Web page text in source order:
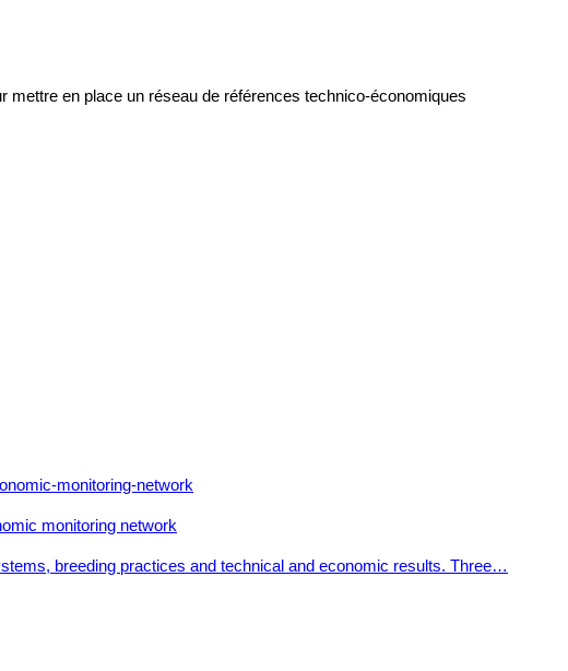
en place un réseau de références technico-économiques
monitoring network
breeding practices and technical and economic results. Three…